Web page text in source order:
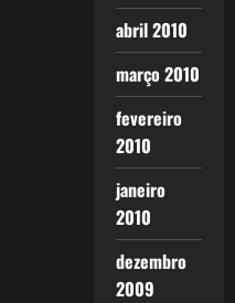
abril 2010
março 2010
fevereiro
2010
janeiro
2010
dezembro
2009